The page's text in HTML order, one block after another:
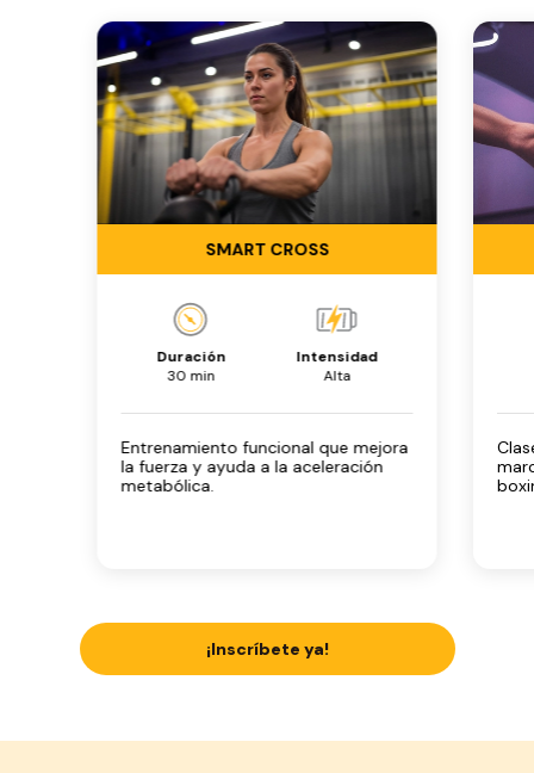
SMART CROSS
Duración
30 min
Intensidad
Alta
Entrenamiento funcional que mejora
la fuerza y ayuda a la aceleración
metabólica.
¡Inscríbete ya!